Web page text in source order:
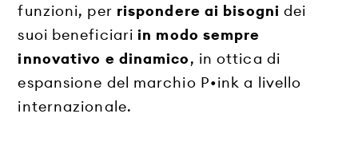
funzioni, per rispondere ai bisogni dei
suoi beneficiariin modo sempre
innovativo e dinamico, in ottica di
espansione del marchio P•ink a livello
internazionale.